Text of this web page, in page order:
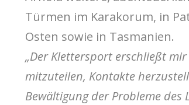
Türmen im Karakorum, in
Osten sowie in Tasmanien.
„Der Klettersport erschließt
mitzuteilen, Kontakte
Bewältigung der Probleme des